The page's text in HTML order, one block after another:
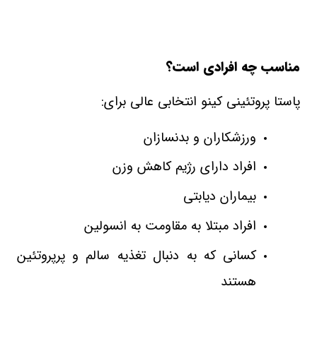
مناسب چه افرادی است؟
پاستا پروتئینی کینو انتخابی عالی برای:
ورزشکاران و بدنسازان
افراد دارای رژیم کاهش وزن
بیماران دیابتی
افراد مبتلا به مقاومت به انسولین
کسانی که به دنبال تغذیه سالم و پرپروتئین
هستند